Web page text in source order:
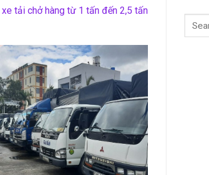
xe tải chở hàng từ 1 tấn đến 2,5 tấn